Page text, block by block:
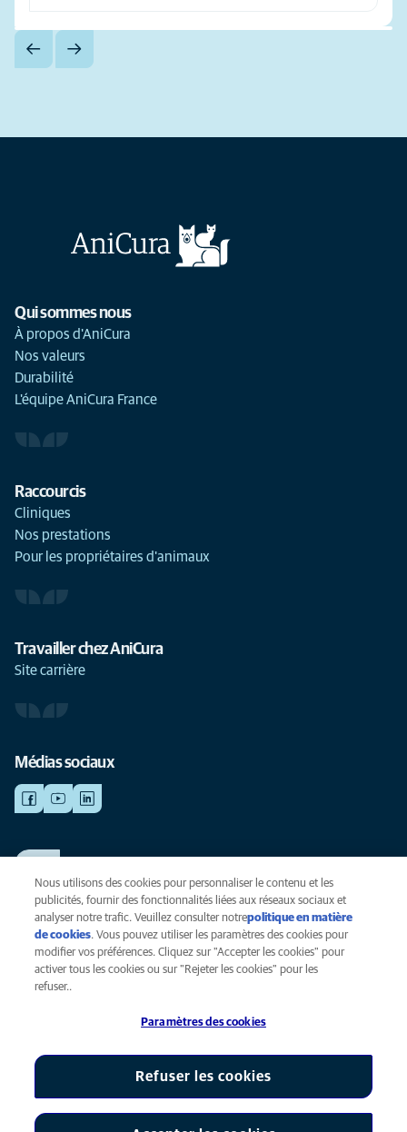
Qui sommes nous
À propos d'AniCura
Nos valeurs
Durabilité
L'équipe AniCura France
Raccourcis
Cliniques
Nos prestations
Pour les propriétaires d'animaux
Travailler chez AniCura
Site carrière
Médias sociaux
Voir nos offres d'emploi
Vie privée
Légal
Cookies
AniCura est une filiale de Mars, Inc © 2026
Nous utilisons des cookies pour personnaliser le contenu et les
publicités, fournir des fonctionnalités liées aux réseaux sociaux et
analyser notre trafic. Veuillez consulter notrepolitique en matière
de cookies(opens in a new tab)
. Vous pouvez utiliser les paramètres des cookies pour
modifier vos préférences. Cliquez sur "Accepter les cookies" pour
activer tous les cookies ou sur "Rejeter les cookies" pour les
refuser..
Paramètres des cookies
Refuser les cookies